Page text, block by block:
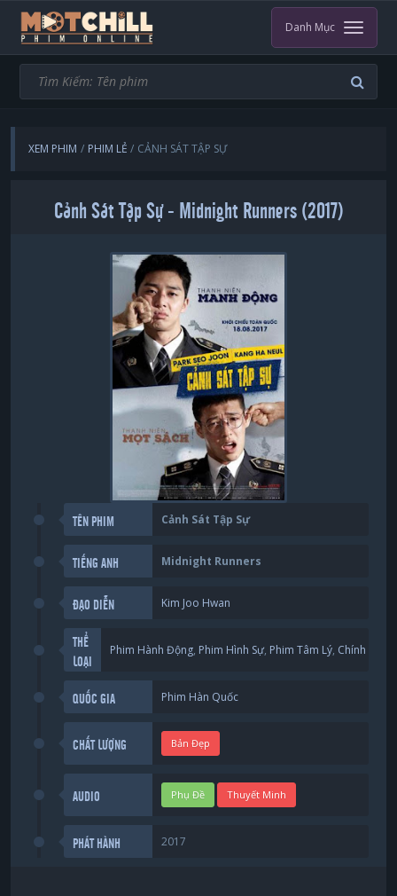
Danh Mục
XEM PHIM PHIM LẺ CẢNH SÁT TẬP SỰ
Cảnh Sát Tập Sự - Midnight Runners (2017)
TÊN PHIM Cảnh Sát Tập Sự
TIẾNG ANH Midnight Runners
ĐẠO DIỄN Kim Joo Hwan
THỂ
LOẠI
Phim Hành Động, Phim Hình Sự, Phim Tâm Lý, Chính Kịch
QUỐC GIA Phim Hàn Quốc
CHẤT LƯỢNG Bản Đẹp
AUDIO Phụ Đề Thuyết Minh
PHÁT HÀNH 2017